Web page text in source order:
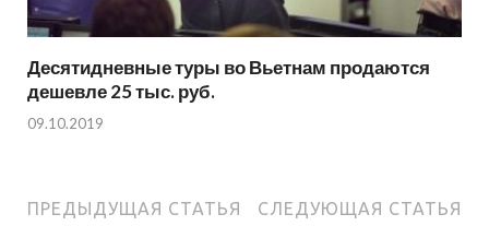
Десятидневные туры во Вьетнам продаются
дешевле 25 тыс. руб.
09.10.2019
ПРЕДЫДУЩАЯ СТАТЬЯ СЛЕДУЮЩАЯ СТАТЬЯ